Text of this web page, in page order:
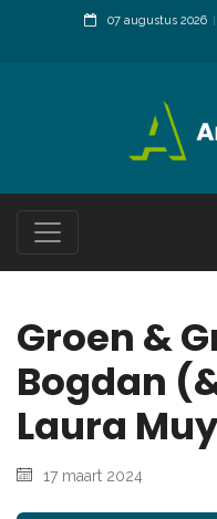
07 augustus 2026
Groen &
Bogdan
Laura
17 maart 2024